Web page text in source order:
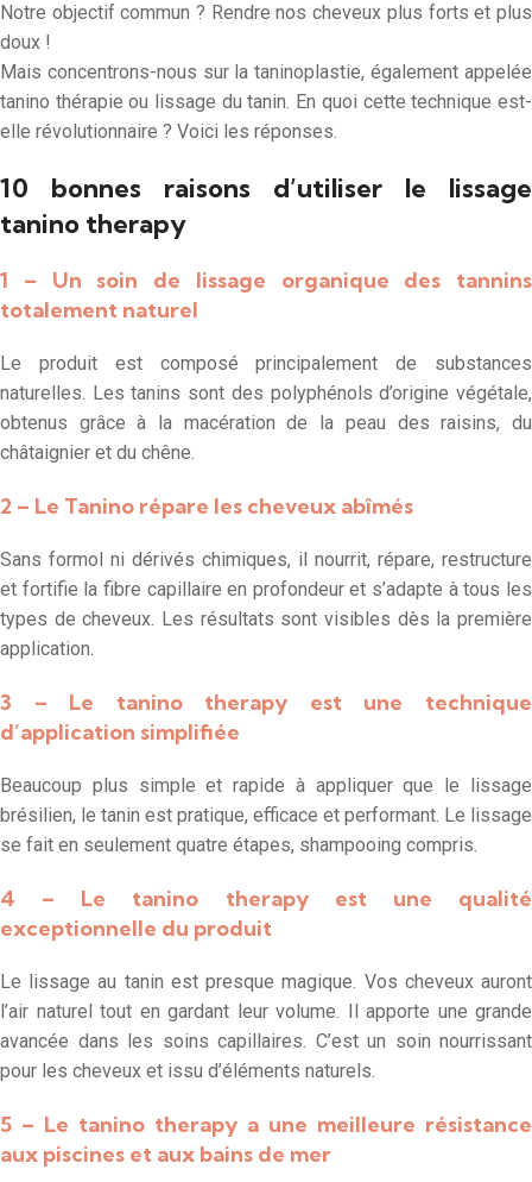
Notre objectif commun ? Rendre nos cheveux plus forts et plus
doux !
Mais concentrons-nous sur la taninoplastie, également appelée
tanino thérapie ou lissage du tanin. En quoi cette technique est-
elle révolutionnaire ? Voici les réponses.
10 bonnes raisons d’utiliser le lissage
tanino therapy
1 – Un soin de lissage organique des tannins
totalement naturel
Le produit est composé principalement de substances
naturelles. Les tanins sont des polyphénols d’origine végétale,
obtenus grâce à la macération de la peau des raisins, du
châtaignier et du chêne.
2 – Le Tanino répare les cheveux abîmés
Sans formol ni dérivés chimiques, il nourrit, répare, restructure
et fortifie la fibre capillaire en profondeur et s’adapte à tous les
types de cheveux. Les résultats sont visibles dès la première
application.
3 – Le tanino therapy est une technique
d’application simplifiée
Beaucoup plus simple et rapide à appliquer que le lissage
brésilien, le tanin est pratique, efficace et performant. Le lissage
se fait en seulement quatre étapes, shampooing compris.
4 – Le tanino therapy est une qualité
exceptionnelle du produit
Le lissage au tanin est presque magique. Vos cheveux auront
l’air naturel tout en gardant leur volume. Il apporte une grande
avancée dans les soins capillaires. C’est un soin nourrissant
pour les cheveux et issu d’éléments naturels.
5 – Le tanino therapy a une meilleure résistance
aux piscines et aux bains de mer